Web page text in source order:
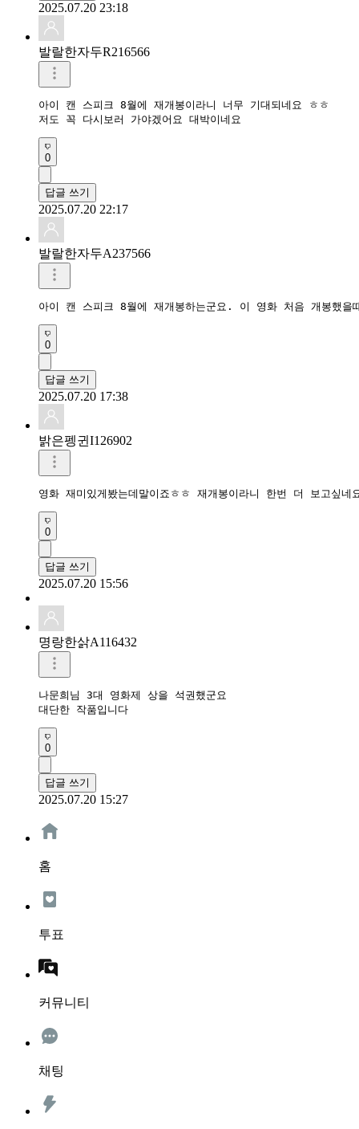
2025.07.20 23:18
발랄한자두R216566
아이 캔 스피크 8월에 재개봉이라니 너무 기대되네요 ㅎㅎ
저도 꼭 다시보러 가야겠어요 대박이네요
0
답글 쓰기
2025.07.20 22:17
발랄한자두A237566
아이 캔 스피크 8월에 재개봉하는군요. 이 영화 처음 개봉했을
0
답글 쓰기
2025.07.20 17:38
밝은펭귄I126902
영화 재미있게봤는데말이죠ㅎㅎ 재개봉이라니 한번 더 보고싶네
0
답글 쓰기
2025.07.20 15:56
명랑한삵A116432
나문희님 3대 영화제 상을 석권했군요
대단한 작품입니다
0
답글 쓰기
2025.07.20 15:27
홈
투표
커뮤니티
채팅